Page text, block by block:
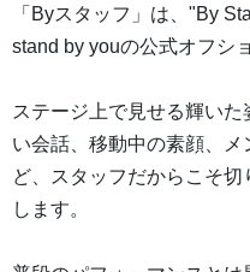
「Byスタッフ」は、"By
stand by youの公式オフシ
ステージ上で見せる輝い
い会話、移動中の素顔、
ど、スタッフだからこそ
します。